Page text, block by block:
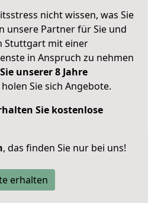
nicht wissen, was Sie
unsere Partner für Sie und
Stuttgart mit einer
in Anspruch zu nehmen
unserer 8 Jahre
Sie sich Angebote.
Sie kostenlose
, das finden Sie nur bei uns!
erhalten